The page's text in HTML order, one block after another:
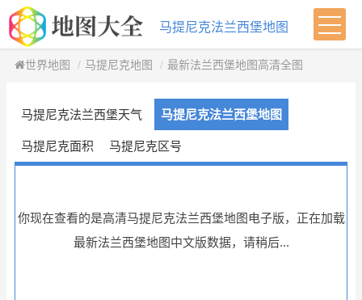
马提尼克法兰西堡地图
世界地图 马提尼克地图 最新法兰西堡地图高清全图
马提尼克法兰西堡天气 马提尼克法兰西堡地图
马提尼克面积 马提尼克区号
你现在查看的是高清马提尼克法兰西堡地图电子版，正在加载
最新法兰西堡地图中文版数据，请稍后...